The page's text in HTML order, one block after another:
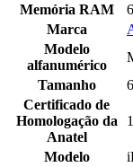
Memória RAM
Marca
Modelo
alfanumérico
Tamanho
Certificado de
Homologação da
Anatel
Modelo